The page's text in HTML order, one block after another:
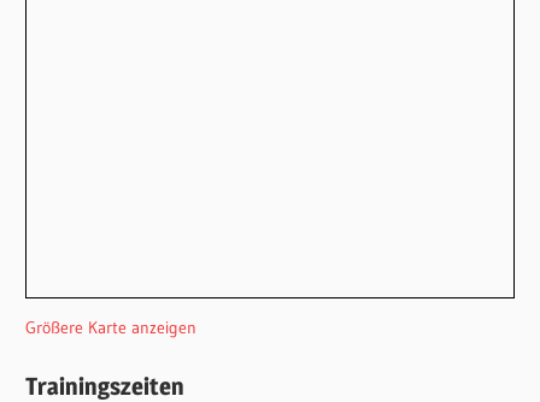
Größere Karte anzeigen
Trainingszeiten